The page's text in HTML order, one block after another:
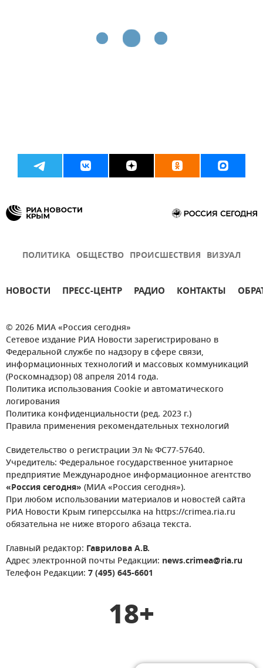
ПОЛИТИКА ОБЩЕСТВО ПРОИСШЕСТВИЯ ВИЗУАЛ
НОВОСТИ ПРЕСС-ЦЕНТР РАДИО КОНТАКТЫ
© 2026 МИА «Россия сегодня»
Сетевое издание РИА Новости зарегистрировано в
Федеральной службе по надзору в сфере связи,
информационных технологий и массовых коммуникаций
(Роскомнадзор) 08 апреля 2014 года.
Политика использования Cookie и автоматического
логирования
Политика конфиденциальности (ред. 2023 г.)
Правила применения рекомендательных технологий
Свидетельство о регистрации Эл № ФС77-57640.
Учредитель: Федеральное государственное унитарное
предприятие Международное информационное агентство
«Россия сегодня» (МИА «Россия сегодня»).
При любом использовании материалов и новостей сайта
РИА Новости Крым гиперссылка на https://crimea.ria.ru
обязательна не ниже второго абзаца текста.
Главный редактор: Гаврилова А.В.
Адрес электронной почты Редакции: news.crimea@ria.ru
Телефон Редакции: 7 (495) 645-6601
18+